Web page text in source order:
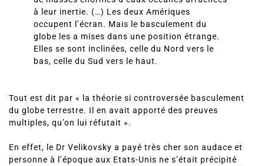
à leur inertie. (…) Les deux Amériques
occupent l’écran. Mais le basculement du
globe les a mises dans une position étrange.
Elles se sont inclinées, celle du Nord vers le
bas, celle du Sud vers le haut.
Tout est dit par « la théorie si controversée basculement
du globe terrestre. Il en avait apporté des preuves
multiples, qu’on lui réfutait ».
En effet, le Dr Velikovsky a payé très cher son audace et
personne à l’époque aux Etats-Unis ne s’était précipité